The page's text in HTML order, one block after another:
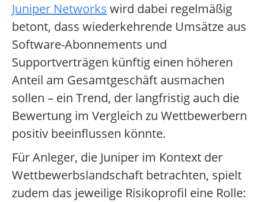
Juniper Networks wird dabei regelmäßig
betont, dass wiederkehrende Umsätze aus
Software-Abonnements und
Supportverträgen künftig einen höheren
Anteil am Gesamtgeschäft ausmachen
sollen – ein Trend, der langfristig auch die
Bewertung im Vergleich zu Wettbewerbern
positiv beeinflussen könnte.
Für Anleger, die Juniper im Kontext der
Wettbewerbslandschaft betrachten, spielt
zudem das jeweilige Risikoprofil eine Rolle: